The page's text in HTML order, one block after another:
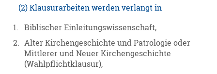
(2) Klausurarbeiten werden verlangt in
1.
Biblischer Einleitungswissenschaft,
2. Alter Kirchengeschichte und Patrologie oder
Mittlerer und Neuer Kirchengeschichte
(Wahlpflichtklausur),